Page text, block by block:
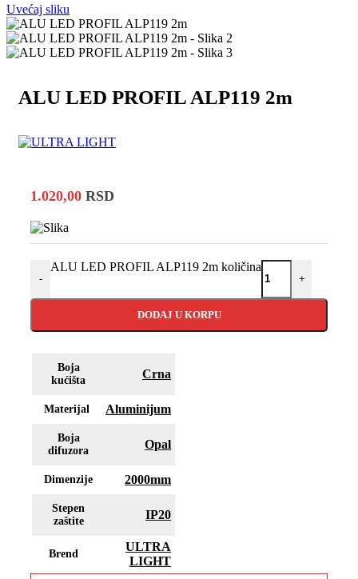
Uvećaj sliku
ALU LED PROFIL ALP119 2m
1.020,00 RSD
-
ALU LED PROFIL ALP119 2m količina
+
DODAJ U KORPU
Boja
kućišta
Crna
Materijal Aluminijum
Boja
difuzora
Opal
Dimenzije 2000mm
Stepen
zaštite
IP20
Brend
ULTRA
LIGHT